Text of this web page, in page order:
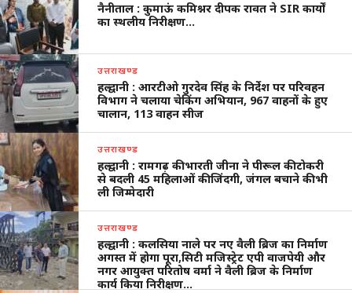
नैनीताल : कुमाऊं कमिश्नर दीपक रावत ने SIR कार्यों
का स्थलीय निरीक्षण…
उत्तराखण्ड
हल्द्वानी : आरटीओ गुरदेव सिंह के निर्देश पर परिवहन
विभाग ने चलाया चेकिंग अभियान, 967 वाहनों के हुए
चालान, 113 वाहन सीज
उत्तराखण्ड
हल्द्वानी : रामगढ़ की भारती जीना ने पीरूल की टोकरी
से बदली 45 महिलाओं की जिंदगी, जंगल बचाने की भी
ली जिम्मेदारी
उत्तराखण्ड
हल्द्वानी : कलसिया नाले पर नए वैली ब्रिज का निर्माण
अगस्त में होगा पूरा,सिटी मजिस्ट्रेट एपी वाजपेयी और
नगर आयुक्त परितोष वर्मा ने वैली ब्रिज के निर्माण
कार्य किया निरीक्षण…